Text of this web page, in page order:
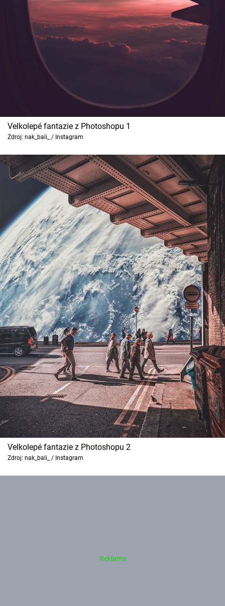
Cool Esport
Pořady
TV Program
Sledujte prima+
Přihlášení
Sledujte nás
Velkolepé fantazie z Photoshopu 1
Zdroj: nak_bali_ / Instagram
Velkolepé fantazie z Photoshopu 2
Zdroj: nak_bali_ / Instagram